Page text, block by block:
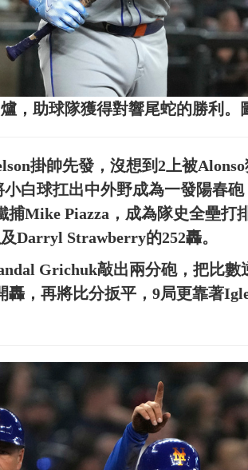
，助球隊獲得對響尾蛇的勝利。
掛帥先發，沒想到2上被
白球扛出中外野成為一發陽春砲
捕Mike Piazza，成為隊史全壘打
Darryl Strawberry的252轟。
Grichuk敲出兩分砲，把比數
，再將比分扳平，9局更靠著